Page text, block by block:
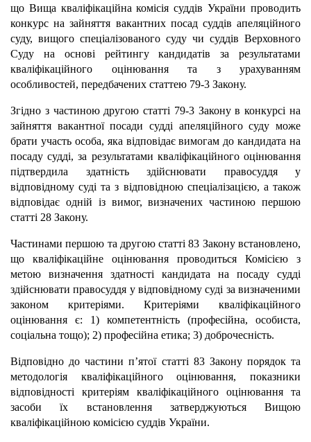
що Вища кваліфікаційна комісія суддів України проводить
конкурс на зайняття вакантних посад суддів апеляційного
суду, вищого спеціалізованого суду чи суддів Верховного
Суду на основі рейтингу кандидатів за результатами
кваліфікаційного оцінювання та з урахуванням
особливостей, передбачених статтею 79-3 Закону.
Згідно з частиною другою статті 79-3 Закону в конкурсі на
зайняття вакантної посади судді апеляційного суду може
брати участь особа, яка відповідає вимогам до кандидата на
посаду судді, за результатами кваліфікаційного оцінювання
підтвердила здатність здійснювати правосуддя у
відповідному суді та з відповідною спеціалізацією, а також
відповідає одній із вимог, визначених частиною першою
статті 28 Закону.
Частинами першою та другою статті 83 Закону встановлено,
що кваліфікаційне оцінювання проводиться Комісією з
метою визначення здатності кандидата на посаду судді
здійснювати правосуддя у відповідному суді за визначеними
законом критеріями. Критеріями кваліфікаційного
оцінювання є: 1) компетентність (професійна, особиста,
соціальна тощо); 2) професійна етика; 3) доброчесність.
Відповідно до частини п’ятої статті 83 Закону порядок та
методологія кваліфікаційного оцінювання, показники
відповідності критеріям кваліфікаційного оцінювання та
засоби їх встановлення затверджуються Вищою
кваліфікаційною комісією суддів України.